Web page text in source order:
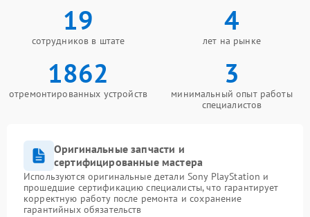
19
сотрудников в штате
4
лет на рынке
1862
отремонтированных устройств
3
минимальный опыт работы
специалистов
Оригинальные запчасти и
сертифицированные мастера
Используются оригинальные детали Sony PlayStation и
прошедшие сертификацию специалисты, что гарантирует
корректную работу после ремонта и сохранение
гарантийных обязательств